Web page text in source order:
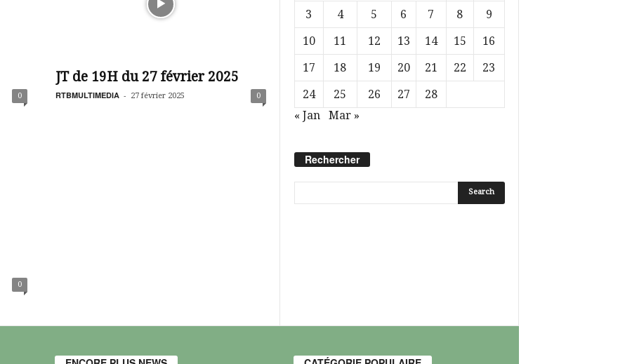
0
JT de 19H du 27 février 2025
RTBMULTIMEDIA - 27 février 2025 0
0
3
4 5 6 7 8
9
10
11 12 13 14 15
16
17
18 19 20 21 22
23
24
25 26 27
28
« Jan
Mar »
Rechercher